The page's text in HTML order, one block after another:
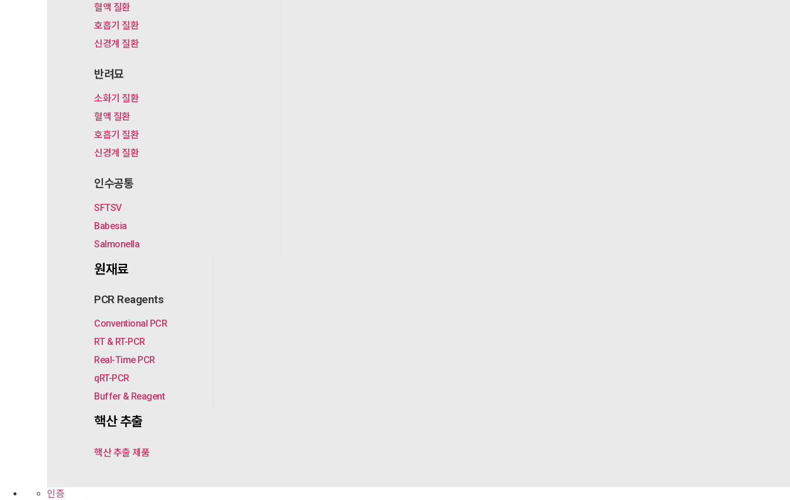
혈액 질환
호흡기 질환
신경계 질환
반려묘
소화기 질환
혈액 질환
호흡기 질환
신경계 질환
인수공통
SFTSV
Babesia
Salmonella
원재료
PCR Reagents
Conventional PCR
RT & RT-PCR
Real-Time PCR
qRT-PCR
Buffer & Reagent
핵산 추출
핵산 추출 제품
인증